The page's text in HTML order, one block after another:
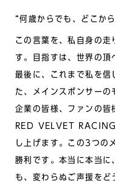
“何歳からでも、どこか
この言葉を、私自身の走
す。目指すは、世界の頂
最後に、これまで私を信
た、メインスポンサーの
企業の皆様、ファンの
RED VELVET RACING
し上げます。この3つの
勝利です。本当に本当に
も、変わらぬご声援をど